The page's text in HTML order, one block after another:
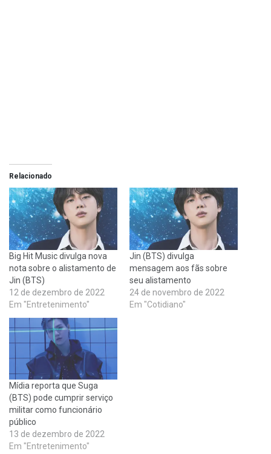
Relacionado
Big Hit Music divulga nova
nota sobre o alistamento de
Jin (BTS)
12 de dezembro de 2022
Em "Entretenimento"
Jin (BTS) divulga
mensagem aos fãs sobre
seu alistamento
24 de novembro de 2022
Em "Cotidiano"
Mídia reporta que Suga
(BTS) pode cumprir serviço
militar como funcionário
público
13 de dezembro de 2022
Em "Entretenimento"